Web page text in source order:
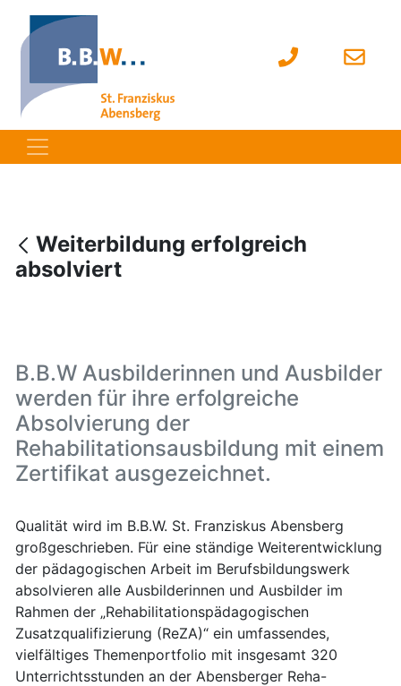
Weiterbildung erfolgreich
absolviert
B.B.W Ausbilderinnen und Ausbilder
werden für ihre erfolgreiche
Absolvierung der
Rehabilitationsausbildung mit einem
Zertifikat ausgezeichnet.
Qualität wird im B.B.W. St. Franziskus Abensberg
großgeschrieben. Für eine ständige Weiterentwicklung
der pädagogischen Arbeit im Berufsbildungswerk
absolvieren alle Ausbilderinnen und Ausbilder im
Rahmen der „Rehabilitationspädagogischen
Zusatzqualifizierung (ReZA)“ ein umfassendes,
vielfältiges Themenportfolio mit insgesamt 320
Unterrichtsstunden an der Abensberger Reha-